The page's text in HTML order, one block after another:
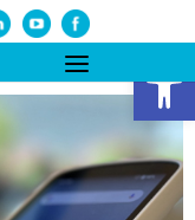
פתח סרגל נגישות